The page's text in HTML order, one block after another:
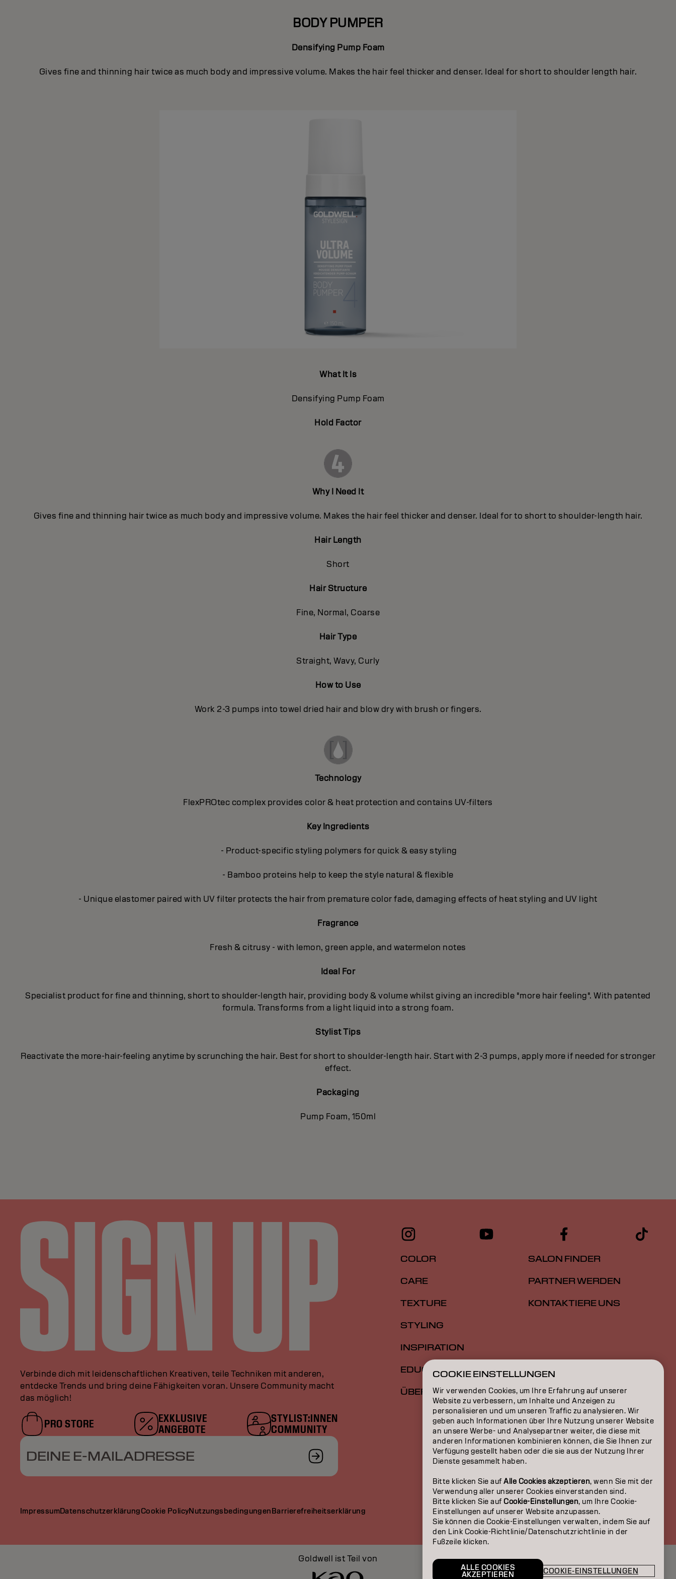
BODY PUMPER
Densifying Pump Foam
Gives fine and thinning hair twice as much body and impressive volume. Makes the hair feel thicker and denser. Ideal for short to shoulder length hair.
What It Is
Densifying Pump Foam
Hold Factor
Why I Need It
Gives fine and thinning hair twice as much body and impressive volume. Makes the hair feel thicker and denser. Ideal for to short to shoulder-length hair.
Hair Length
Short
Hair Structure
Fine, Normal, Coarse
Hair Type
Straight, Wavy, Curly
How to Use
Work 2-3 pumps into towel dried hair and blow dry with brush or fingers.
Technology
FlexPROtec complex provides color & heat protection and contains UV-filters
Key Ingredients
- Product-specific styling polymers for quick & easy styling
- Bamboo proteins help to keep the style natural & flexible
- Unique elastomer paired with UV filter protects the hair from premature color fade, damaging effects of heat styling and UV light
Fragrance
Fresh & citrusy - with lemon, green apple, and watermelon notes
Ideal For
Specialist product for fine and thinning, short to shoulder-length hair, providing body & volume whilst giving an incredible "more hair feeling". With patented
formula. Transforms from a light liquid into a strong foam.
Stylist Tips
Reactivate the more-hair-feeling anytime by scrunching the hair. Best for short to shoulder-length hair. Start with 2-3 pumps, apply more if needed for stronger
effect.
Packaging
Pump Foam, 150ml
Verbinde dich mit leidenschaftlichen Kreativen, teile Techniken mit anderen,
entdecke Trends und bring deine Fähigkeiten voran. Unsere Community macht
das möglich!
PRO STORE
EXKLUSIVE
ANGEBOTE
STYLIST:INNEN
COMMUNITY
DEINE E-MAILADRESSE
COLOR
CARE
TEXTURE
STYLING
INSPIRATION
EDUCATION
ÜBER
SALON FINDER
PARTNER WERDEN
KONTAKTIERE UNS
ImpressumDatenschutzerklärungCookie PolicyNutzungsbedingungenBarrierefreiheitserklärung
Goldwell ist Teil von
COOKIE EINSTELLUNGEN
Wir verwenden Cookies, um Ihre Erfahrung auf unserer
Website zu verbessern, um Inhalte und Anzeigen zu
personalisieren und um unseren Traffic zu analysieren. Wir
geben auch Informationen über Ihre Nutzung unserer Website
an unsere Werbe- und Analysepartner weiter, die diese mit
anderen Informationen kombinieren können, die Sie Ihnen zur
Verfügung gestellt haben oder die sie aus der Nutzung Ihrer
Dienste gesammelt haben.
Bitte klicken Sie aufAlle Cookies akzeptieren, wenn Sie mit der
Verwendung aller unserer Cookies einverstanden sind.
Bitte klicken Sie aufCookie-Einstellungen, um Ihre Cookie-
Einstellungen auf unserer Website anzupassen.
Sie können die Cookie-Einstellungen verwalten, indem Sie auf
den Link Cookie-Richtlinie/Datenschutzrichtlinie in der
Fußzeile klicken.
COOKIE-EINSTELLUNGEN
ALLE COOKIES
AKZEPTIEREN